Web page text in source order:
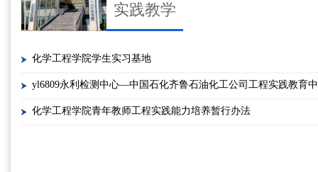
实践教学
化学工程学院学生实习基地
yl6809永利检测中心—中国石化齐鲁石油化工公司工程实践教育
化学工程学院青年教师工程实践能力培养暂行办法